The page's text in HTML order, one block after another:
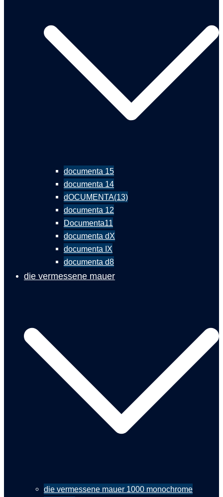
documenta 15
documenta 14
dOCUMENTA(13)
documenta 12
Documenta11
documenta dX
documenta IX
documenta d8
die vermessene mauer
die vermessene mauer 1000 monochrome